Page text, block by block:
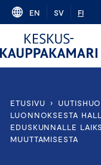
Skip
content
EN SV FI
ETUSIVU ›
LUONNOKSESTA
EDUSKUNNALLE
MUUTTAMISESTA